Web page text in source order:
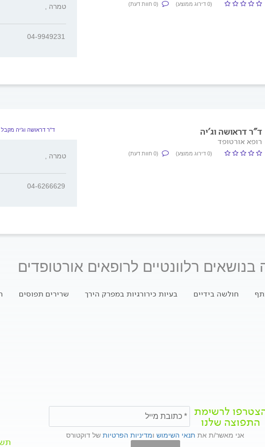
(0 דירוג ממוצע) (0 חוות דעת) , טמרה
04-9949231
ד"ר דראושה וג'יה
רופא אורטופד
(0 דירוג ממוצע) (0 חוות דעת)
ד"ר דראושה וג'יה
, טמרה
04-6266629
רלוונטיים לרופאים אורטופדים
חולשה בידיים בעיות כירורגיות במפרק הירך שרירים תפוסים
לרשימת
התפוצה שלנו
אני מאשר/ת את תנאי השימוש ומדיניות הפרטיות של דוקטורס